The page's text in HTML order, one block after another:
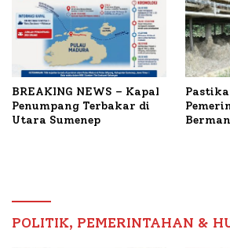
BREAKING NEWS – Kapal
Penumpang Terbakar di
Utara Sumenep
POLITIK, PEMERINTAHAN &